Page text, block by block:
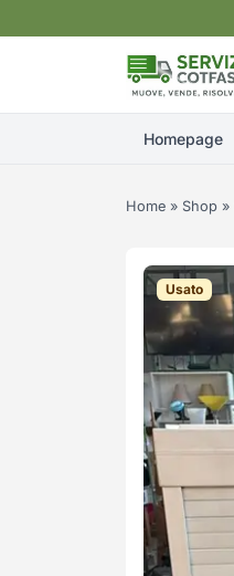
Homepage
Home » Shop »
Usato